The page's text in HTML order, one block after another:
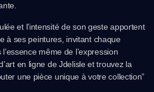
et l’intensité de son geste apportent
à ses peintures, invitant chaque
même de l’expression
en ligne de Jdelisle et trouvez la
une pièce unique à votre collection”